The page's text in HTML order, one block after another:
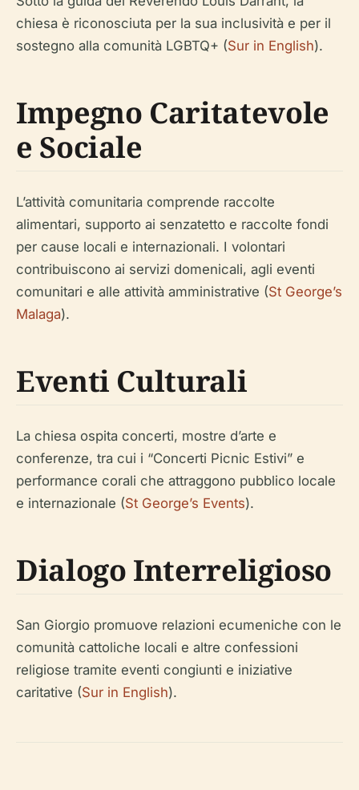
chiesa è riconosciuta per la sua inclusività e per il
sostegno alla comunità LGBTQ+ (Sur in English).
Impegno Caritatevole
e Sociale
L’attività comunitaria comprende raccolte
alimentari, supporto ai senzatetto e raccolte fondi
per cause locali e internazionali. I volontari
contribuiscono ai servizi domenicali, agli eventi
comunitari e alle attività amministrative (St George’s
Malaga).
Eventi Culturali
La chiesa ospita concerti, mostre d’arte e
conferenze, tra cui i “Concerti Picnic Estivi” e
performance corali che attraggono pubblico locale
e internazionale (St George’s Events).
Dialogo Interreligioso
San Giorgio promuove relazioni ecumeniche con le
comunità cattoliche locali e altre confessioni
religiose tramite eventi congiunti e iniziative
caritative (Sur in English).